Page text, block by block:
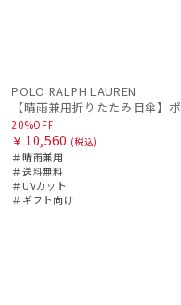
POLO RALPH LAUREN
20%OFF
￥10,560 (税込)
＃晴雨兼用
＃送料無料
＃UVカット
＃ギフト向け